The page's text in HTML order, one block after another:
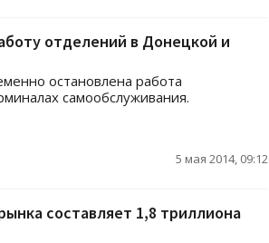
отделений в Донецкой и
остановлена работа
самообслуживания.
5 мая 2014, 09:12
составляет 1,8 триллиона